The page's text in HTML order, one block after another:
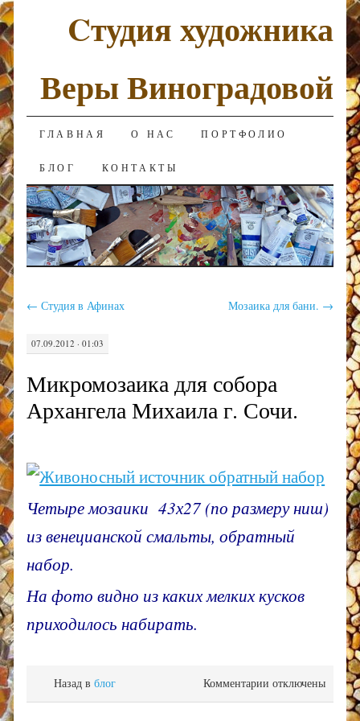
Cтудия художника
Веры Виноградовой
SKIP TO CONTENT
ГЛАВНАЯ О НАС ПОРТФОЛИО
БЛОГ КОНТАКТЫ
← Студия в Афинах Мозаика для бани. →
07.09.2012 · 01:03
Микромозаика для собора
Архангела Михаила г. Сочи.
Четыре мозаики 43х27 (по размеру ниш)
из венецианской смальты, обратный
набор.
На фото видно из каких мелких кусков
приходилось набирать.
Комментарии к записи
Микромозаика
отключены
Назад вблог